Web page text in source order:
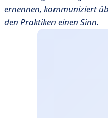
ernennen, kommuniziert
den Praktiken einen Sinn.